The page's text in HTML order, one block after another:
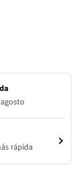
rápida